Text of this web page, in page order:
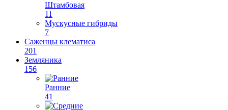
Штамбовая
11
Мускусные гибриды
7
Саженцы клематиса
201
Земляника
156
Ранние
41